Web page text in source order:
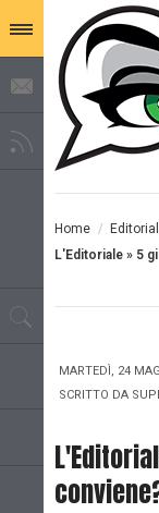
Home /
L'Editoriale » 5
MARTEDÌ, 24
SCRITTO DA